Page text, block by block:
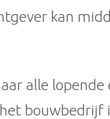
kan
alle
bouwbedrijf